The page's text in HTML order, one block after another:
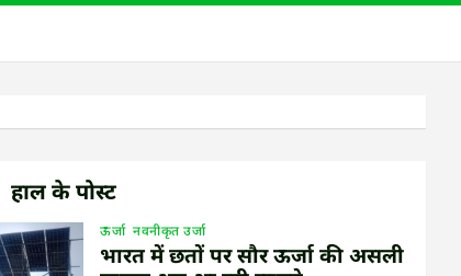
हाल के पोस्ट
ऊर्जा नवनीकृत उर्जा
भारत में छतों पर सौर ऊर्जा की असली